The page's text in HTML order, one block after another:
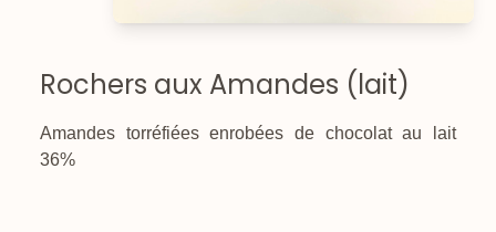
Rochers aux Amandes (lait)
Amandes torréfiées enrobées de chocolat au lait
36%